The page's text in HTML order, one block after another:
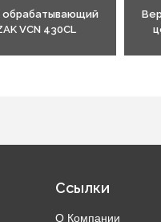
обрабатывающий
VCN 430CL
Ссылки
О Компании